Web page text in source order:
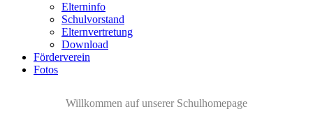
Elterninfo
Schulvorstand
Elternvertretung
Download
Förderverein
Fotos
Willkommen auf unserer Schulhomepage